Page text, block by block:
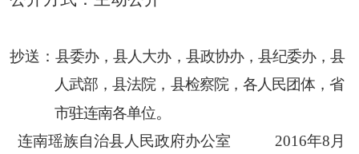
抄送： 县委办，县人大办，县政协办，县纪委办，县
人武部，县法院，县检察院，各人民团体，省
市驻连南各单位。
连南瑶族自治县人民政府办公室 2016年8月